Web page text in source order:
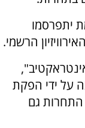
יתפרסמו
הרשמי.
על ידי הפקת
התחרות גם